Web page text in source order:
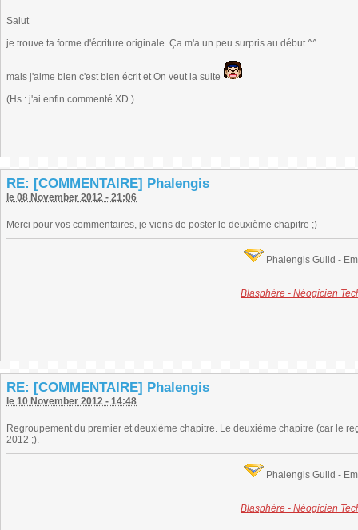
Salut
je trouve ta forme d'écriture originale. Ça m'a un peu surpris au début ^^
mais j'aime bien c'est bien écrit et On veut la suite
(Hs : j'ai enfin commenté XD )
RE: [COMMENTAIRE] Phalengis
le 08 November 2012 - 21:06
Merci pour vos commentaires, je viens de poster le deuxième chapitre ;)
Phalengis Guild -
Blasphère - Néogicien
RE: [COMMENTAIRE] Phalengis
le 10 November 2012 - 14:48
Regroupement du premier et deuxième chapitre. Le deuxième chapitre (car le
2012 ;).
Phalengis Guild -
Blasphère - Néogicien